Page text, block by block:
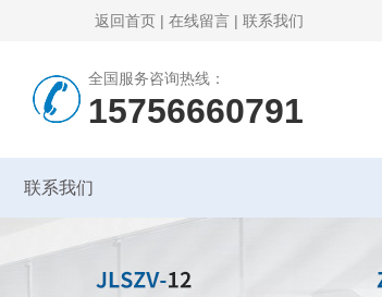
返回首页 | 在线留言 | 联系我们
全国服务咨询热线：
15756660791
联系我们